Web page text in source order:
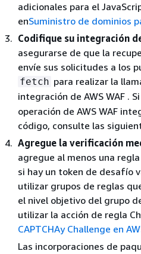
adicionales para el
enSuministro de dominios
Codifique su integración
asegurarse de que la
envíe sus solicitudes a los
fetch para realizar la
integración de AWS WAF .
operación de AWS WAF
código, consulte las
Agregue la verificación
agregue al menos una
si hay un token de desafío
utilizar grupos de reglas
el nivel objetivo del grupo
utilizar la acción de regla
CAPTCHAy Challenge en
Las incorporaciones de